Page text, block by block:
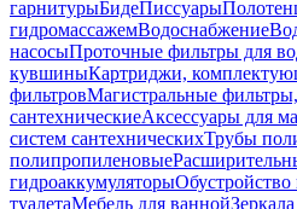
гарнитурыБидеПиссуары
гидромассажемВодоснабжение
насосыПроточные фильтры для
кувшиныКартриджи,
фильтровМагистральные
сантехническиеАксессуары для
систем сантехническихТрубы
полипропиленовые
гидроаккумуляторы
туалетаМебель для ванной